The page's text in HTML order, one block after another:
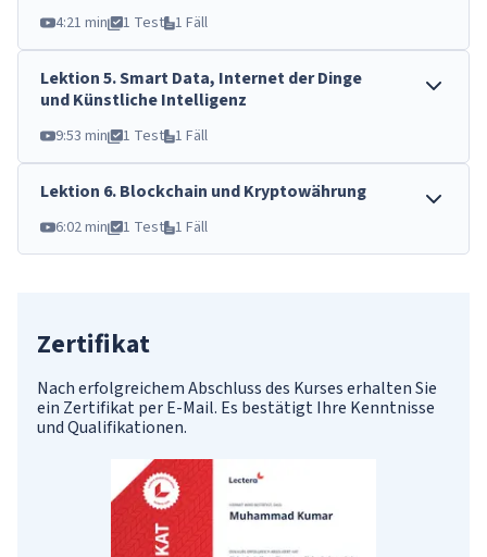
4:21 min 1 Test 1 Fäll
Lektion5.Smart Data, Internet der Dinge
und Künstliche Intelligenz
9:53 min 1 Test 1 Fäll
Lektion 6.Blockchain und Kryptowährung
6:02 min 1 Test 1 Fäll
Zertifikat
Nach erfolgreichem Abschluss des Kurses erhalten Sie
ein Zertifikat per E-Mail. Es bestätigt Ihre Kenntnisse
und Qualifikationen.